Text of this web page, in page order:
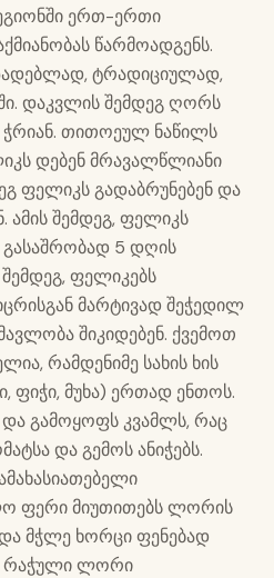
ერთ-ერთი
წარმოადგენს.
ტრადიციულად,
დაკვლის შემდეგ ღორს
თითოეულ ნაწილს
დებენ მრავალწლიანი
ფელიკს გადაბრუნებენ და
შემდეგ, ფელიკს
გასაშრობად 5 დღის
ფელიკებს
მარტივად შეჭედილ
შიკიდებენ. ქვემოთ
რამდენიმე სახის ხის
ფიჭი, მუხა) ერთად ენთოს.
და გამოყოფს კვამლს, რაც
და გემოს ანიჭებს.
ფერი მიუთითებს ლორის
მჭლე ხორცი ფენებად
რაჭული ლორი